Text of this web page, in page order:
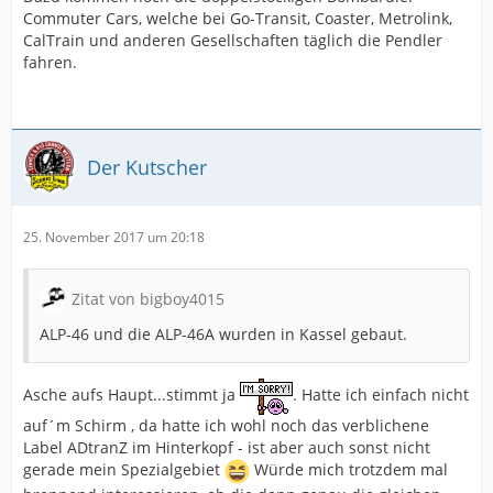
Commuter Cars, welche bei Go-Transit, Coaster, Metrolink,
CalTrain und anderen Gesellschaften täglich die Pendler
fahren.
Der Kutscher
25. November 2017 um 20:18
Zitat von bigboy4015
ALP-46 und die ALP-46A wurden in Kassel gebaut.
Asche aufs Haupt...stimmt ja
. Hatte ich einfach nicht
auf´m Schirm , da hatte ich wohl noch das verblichene
Label ADtranZ im Hinterkopf - ist aber auch sonst nicht
gerade mein Spezialgebiet
Würde mich trotzdem mal